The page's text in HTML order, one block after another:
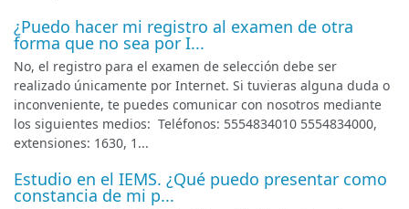
¿Puedo hacer mi registro al examen de otra
forma que no sea por I...
No, el registro para el examen de selección debe ser
realizado únicamente por Internet. Si tuvieras alguna duda o
inconveniente, te puedes comunicar con nosotros mediante
los siguientes medios: Teléfonos: 5554834010 5554834000,
extensiones: 1630, 1...
Estudio en el IEMS. ¿Qué puedo presentar como
constancia de mi p...